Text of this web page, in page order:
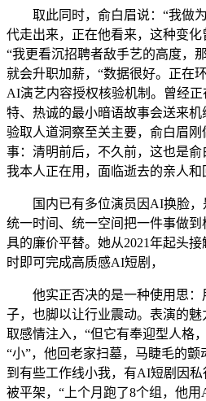
取此同时，俞白眉说：“我做为
代走出来，正在他看来，这种变化
“我更看沉招聘者敌手艺的高度，
就会升职加薪，“数据很好。正在
AI演艺内容授权核验机制。曾经
特、热诚的最小暗语故事会送来
验取人道洞察至关主要，俞白眉
事：清明前后，不久前，这也是俞
我本人正在用，面临逝去的亲人和
国内已有多位演员因AI换脸，
统一时间、统一空间把一件事做
具的廉价平替。她从2021年起头
时即可完成高质感AI短剧，
他实正否决的是一种使用思：
子，也脚以让行业震动。表演的
取感情注入，“但它有奉迎型人格
“小”，他回老家扫墓，马睫毛的
到有些工作线小我，有AI短剧因
被平架，“上个月跑了8个组，他